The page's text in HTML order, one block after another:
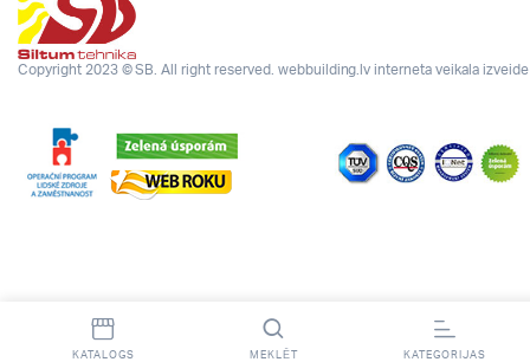
Copyright 2023 © SB. All right reserved. webbuilding.lvinterneta veikala izveide
KATALOGS MEKLĒT KATEGORIJAS